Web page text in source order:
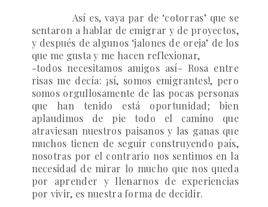
Así es, vaya par de ‘cotorras’ que se
sentaron a hablar de emigrar y de proyectos,
y después de algunos ‘jalones de oreja’ de los
que me gusta y me hacen reflexionar,
-todos necesitamos amigos así- Rosa entre
risas me decía: ¡sí, somos emigrantes!, pero
somos orgullosamente de las pocas personas
que han tenido está oportunidad; bien
aplaudimos de pie todo el camino que
atraviesan nuestros paisanos y las ganas que
muchos tienen de seguir construyendo país,
nosotras por el contrario nos sentimos en la
necesidad de mirar lo mucho que nos queda
por aprender y llenarnos de experiencias
por vivir, es nuestra forma de decidir.